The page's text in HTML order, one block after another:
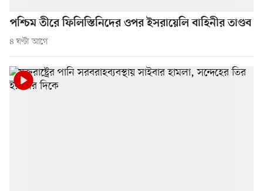
পশ্চিম তীরে ফিলিস্তিনিদের ওপর ইসরায়েলি বাহিনীর তাণ্ডব
৪ ঘণ্টা আগে